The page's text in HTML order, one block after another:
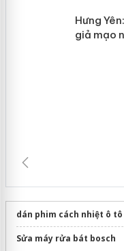
dán phim cách nhiệt ô tô
Sửa máy rửa bát bosch